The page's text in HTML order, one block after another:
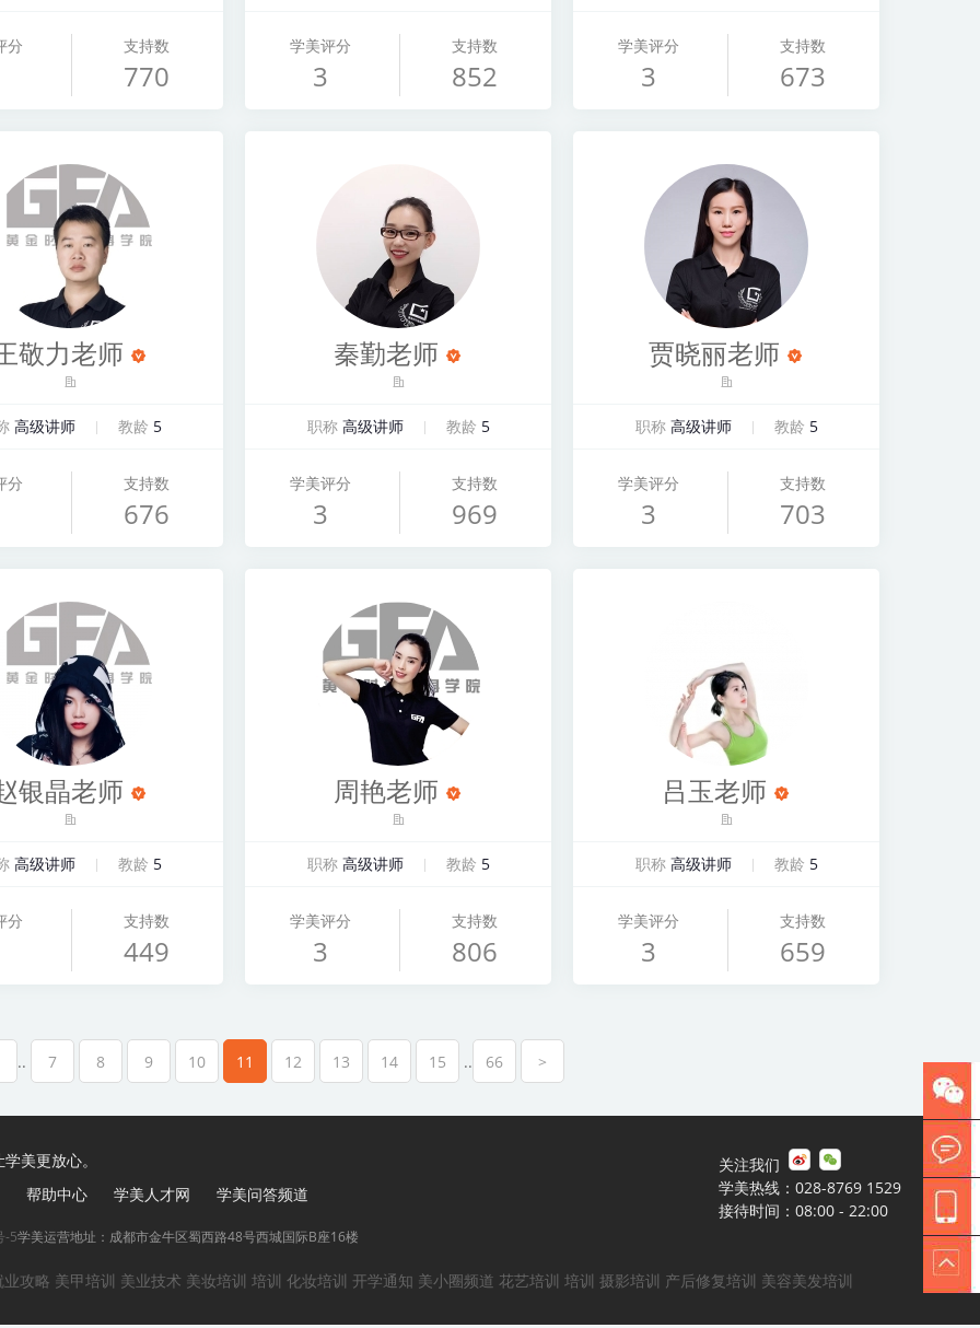
分 支持数
770
学美评分
3
支持数
852
学美评分
3
支持数
673
敬力老师
高级讲师 教龄 5
分 支持数
676
秦勤老师
职称 高级讲师 教龄 5
学美评分
3
支持数
969
贾晓丽老师
职称 高级讲师 教龄 5
学美评分
3
支持数
703
银晶老师
高级讲师 教龄 5
分 支持数
449
周艳老师
职称 高级讲师 教龄 5
学美评分
3
支持数
806
吕玉老师
职称 高级讲师 教龄 5
学美评分
3
支持数
659
.. 7 8 9 10 11 12 13 14 15 .. 66 >
美更放心。
帮助中心
学美人才网 学美问答频道
-5学美运营地址：成都市金牛区蜀西路48号西城国际B座16楼
关注我们
学美热线：028-8769 1529
接待时间：08:00 - 22:00
攻略 美甲培训 美业技术 美妆培训 培训 化妆培训 开学通知 美小圈频道 花艺培训 培训 摄影培训 产后修复培训 美容美发培训